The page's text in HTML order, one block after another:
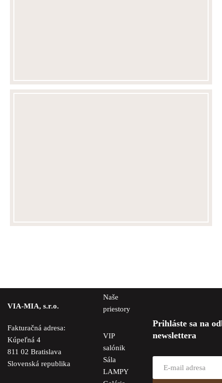
VIA-MIA, s.r.o.
Fakturačná adresa:
Kúpeľná 4
811 02 Bratislava
Slovenská republika
Naše
priestory
VIP
salónik
Sála
LAMPY
Prihláste sa na
newslettera